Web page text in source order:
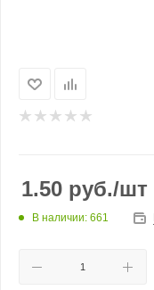
1.50 руб./шт
В наличии: 661